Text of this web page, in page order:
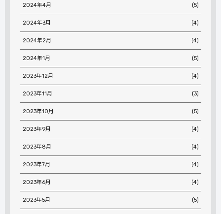
2024年4月 (5)
2024年3月 (4)
2024年2月 (4)
2024年1月 (5)
2023年12月 (4)
2023年11月 (3)
2023年10月 (5)
2023年9月 (4)
2023年8月 (4)
2023年7月 (4)
2023年6月 (4)
2023年5月 (5)